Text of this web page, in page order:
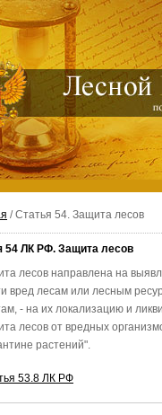
/ Статья 54. Защита лесов
54 ЛК РФ. Защита лесов
лесов направлена на
вред лесам или лесным
- на их локализацию и
лесов от вредных
растений".
53.8 ЛК РФ